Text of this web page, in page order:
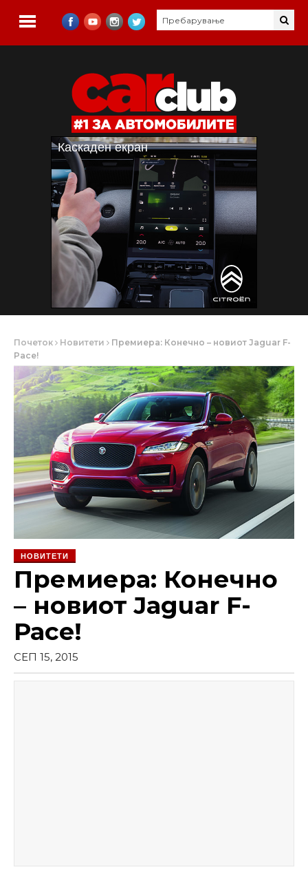
Почеток Новитети
Премиера: Конечно – новиот Jaguar F-
Pace!
НОВИТЕТИ
Премиера: Конечно
– новиот Jaguar F-
Pace!
СЕП 15, 2015